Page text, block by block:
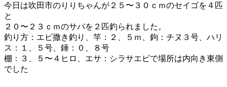
今日は吹田市のりりちゃんが２５〜３０ｃｍのセイゴを４匹
と
２０〜２３ｃｍのサバを２匹釣られました。
釣り方：エビ撒き釣り、竿：２、５ｍ、鉤：チヌ３号、ハリ
ス：１、５号、錘：０、８号
棚：３、５〜４ヒロ、エサ：シラサエビで場所は内向き東側
でした